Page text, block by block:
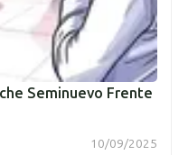
Seminuevo Frente
10/09/2025